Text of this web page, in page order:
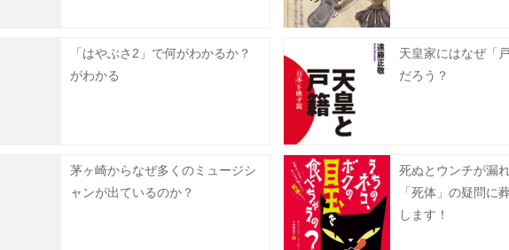
「はやぶさ2」で何がわかるか？
がわかる
天皇家にはなぜ「
だろう？
茅ヶ崎からなぜ多くのミュージシ
ャンが出ているのか？
死ぬとウンチが漏
「死体」の疑問に
します！